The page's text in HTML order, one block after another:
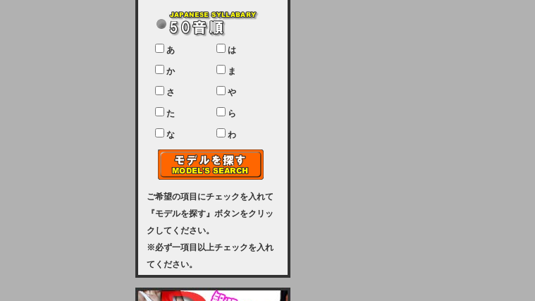
キャシュでの決済は可能ですので、
宜しくお願い致します。
2024-02-23 (金)
【クレジットカード決済について】
只今、クレジットカード会社の都合
により決済ができない状況です。
ユーザー様には、大変ご迷惑をおか
けいたしまして申し訳ございませ
ん。
2023-08-31 (木)
【サーバーメンテナンス実施のお知
らせ】
2023年 9月10日（日曜日）午前8：
サーバーメンテナンスを実施いたし
ます。その為、アクセスはできませ
ますが、ご理解の程を宜しくお願い
あ は
か ま
さ や
た ら
な わ
ご希望の項目にチェックを入れて
『モデルを探す』ボタンをクリッ
クしてください。
※必ず一項目以上チェックを入れ
てください。